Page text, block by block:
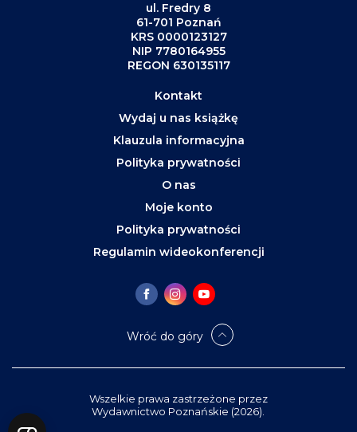
ul. Fredry 8
61-701 Poznań
KRS 0000123127
NIP 7780164955
REGON 630135117
Kontakt
Wydaj u nas książkę
Klauzula informacyjna
Polityka prywatności
O nas
Moje konto
Polityka prywatności
Regulamin wideokonferencji
Wróć do góry
Wszelkie prawa zastrzeżone przez
Wydawnictwo Poznańskie (2026).